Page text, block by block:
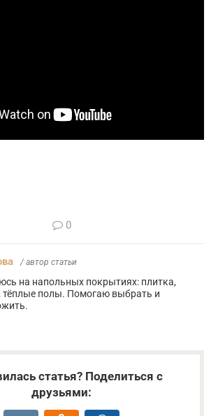
0
/ автор статьи
на напольных покрытиях: плитка,
тёплые полы. Помогаю выбрать и
статья? Поделиться с
друзьями: